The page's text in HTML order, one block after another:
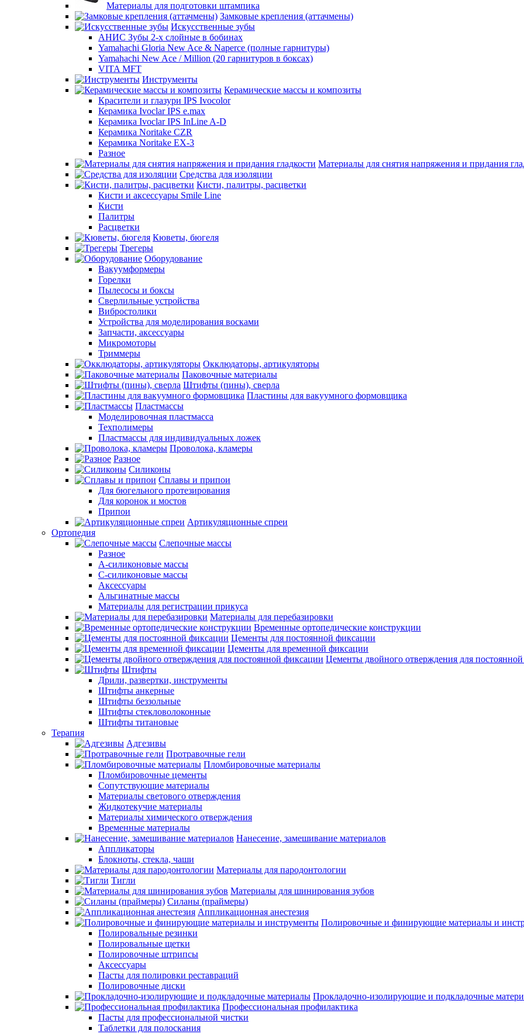
Материалы для подготовки штампика
Замковые крепления (аттачмены)
Искусственные зубы
АНИС Зубы 2-х слойные в бобинах
Yamahachi Gloria New Ace & Naperce (полные гарнитуры)
Yamahachi New Ace / Million (20 гарнитуров в боксах)
VITA MFT
Инструменты
Керамические массы и композиты
Красители и глазури IPS Ivocolor
Керамика Ivoclar IPS e.max
Керамика Ivoclar IPS InLine A-D
Керамика Noritake CZR
Керамика Noritake EX-3
Разное
Материалы для снятия напряжения и придания
Средства для изоляции
Кисти, палитры, расцветки
Кисти и аксессуары Smile Line
Кисти
Палитры
Расцветки
Кюветы, бюгеля
Трегеры
Оборудование
Вакуумформеры
Горелки
Пылесосы и боксы
Сверлильные устройства
Вибростолики
Устройства для моделирования восками
Запчасти, аксессуары
Микромоторы
Триммеры
Окклюдаторы, артикуляторы
Паковочные материалы
Штифты (пины), сверла
Пластины для вакуумного формовщика
Пластмассы
Моделировочная пластмасса
Техполимеры
Пластмассы для индивидуальных ложек
Проволока, кламеры
Разное
Силиконы
Сплавы и припои
Для бюгельного протезирования
Для коронок и мостов
Припои
Артикуляционные спреи
Ортопедия
Слепочные массы
Разное
А-силиконовые массы
С-силиконовые массы
Аксессуары
Альгинатные массы
Материалы для регистрации прикуса
Материалы для перебазировки
Временные ортопедические конструкции
Цементы для постоянной фиксации
Цементы для временной фиксации
Цементы двойного отверждения для
Штифты
Дрили, развертки, инструменты
Штифты анкерные
Штифты беззольные
Штифты стекловолоконные
Штифты титановые
Терапия
Адгезивы
Протравочные гели
Пломбировочные материалы
Пломбировочные цементы
Сопутствующие материалы
Материалы светового отверждения
Жидкотекучие материалы
Материалы химического отверждения
Временные материалы
Нанесение, замешивание материалов
Аппликаторы
Блокноты, стекла, чаши
Материалы для пародонтологии
Тигли
Материалы для шинирования зубов
Силаны (праймеры)
Аппликационная анестезия
Полировочные и финирующие материалы и
Полировальные резинки
Полировальные щетки
Полировочные штрипсы
Аксессуары
Пасты для полировки реставраций
Полировочные диски
Прокладочно-изолирующие и подкладочные
Профессиональная профилактика
Пасты для профессиональной чистки
Таблетки для полоскания